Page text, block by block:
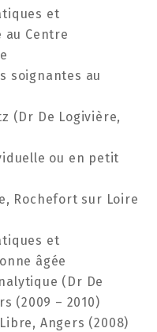
et
au Centre
soignantes au
(Dr De Logivière,
ou en petit
Rochefort sur Loire
et
âgée
(Dr De
(2009 – 2010)
Angers (2008)